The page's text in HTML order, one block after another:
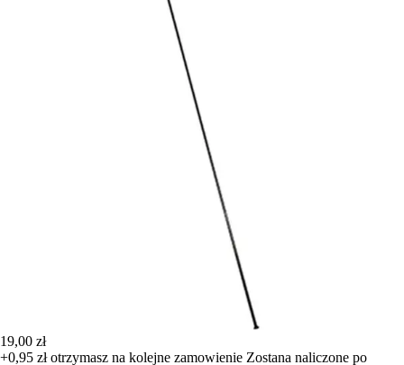
19,00 zł
+0,95 złotrzymasz na kolejne zamowienie Zostana naliczone po